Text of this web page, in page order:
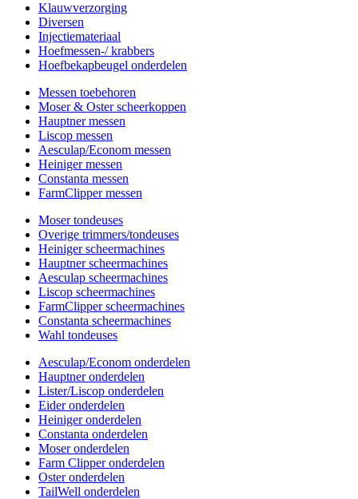
Klauwverzorging
Diversen
Injectiemateriaal
Hoefmessen-/ krabbers
Hoefbekapbeugel onderdelen
Messen toebehoren
Moser & Oster scheerkoppen
Hauptner messen
Liscop messen
Aesculap/Econom messen
Heiniger messen
Constanta messen
FarmClipper messen
Moser tondeuses
Overige trimmers/tondeuses
Heiniger scheermachines
Hauptner scheermachines
Aesculap scheermachines
Liscop scheermachines
FarmClipper scheermachines
Constanta scheermachines
Wahl tondeuses
Aesculap/Econom onderdelen
Hauptner onderdelen
Lister/Liscop onderdelen
Eider onderdelen
Heiniger onderdelen
Constanta onderdelen
Moser onderdelen
Farm Clipper onderdelen
Oster onderdelen
TailWell onderdelen